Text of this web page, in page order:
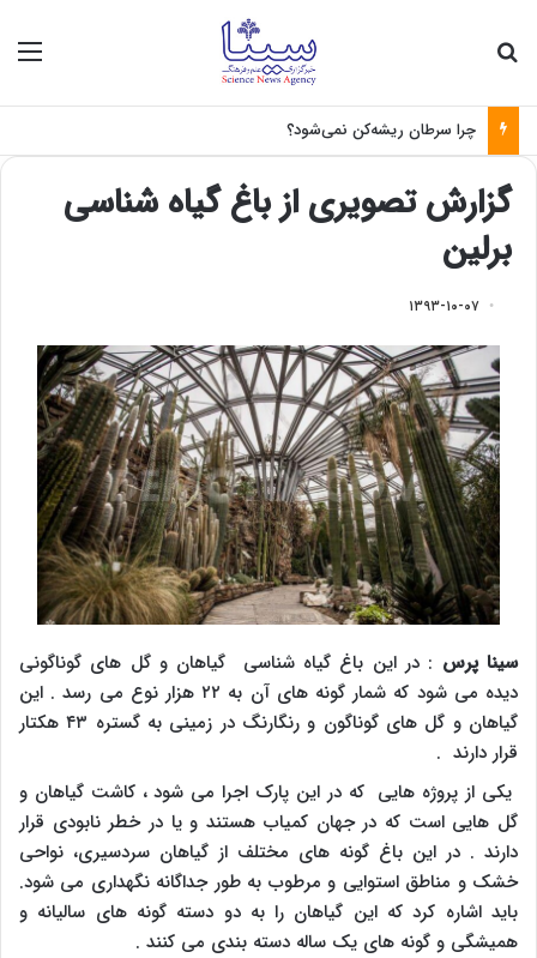
چرا سرطان ریشه‌کن نمی‌شود؟
گزارش تصویری از باغ گیاه شناسی
برلین
۱۳۹۳-۱۰-۰۷
سینا پرس : در این باغ گیاه شناسی گیاهان و گل های گوناگونی
دیده می شود که شمار گونه های آن به ۲۲ هزار نوع می رسد . این
گیاهان و گل های گوناگون و رنگارنگ در زمینی به گستره ۴۳ هکتار
قرار دارند .
یکی از پروژه هایی که در این پارک اجرا می شود ، کاشت گیاهان و
گل هایی است که در جهان کمیاب هستند و یا در خطر نابودی قرار
دارند . در این باغ گونه های مختلف از گیاهان سردسیری، نواحی
خشک و مناطق استوایی و مرطوب به طور جداگانه نگهداری می شود.
باید اشاره کرد که این گیاهان را به دو دسته گونه های سالیانه و
همیشگی و گونه های یک ساله دسته بندی می کنند .